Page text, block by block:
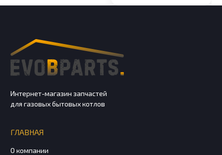
Интернет-магазин запчастей
для газовых бытовых котлов
ГЛАВНАЯ
О компании